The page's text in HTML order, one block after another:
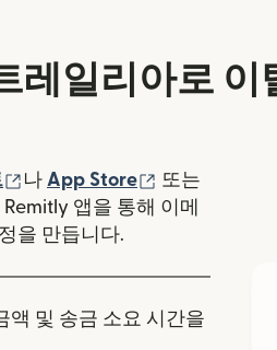
레일리아로 이
(새 창에서 열림)
나 App Store (새 창에서 열
또는
서 열림)앱을 통해 이메
을 만듭니다.
액 및 송금 소요 시간을